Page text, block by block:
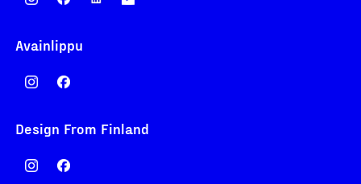
Avainlippu
Design From Finland